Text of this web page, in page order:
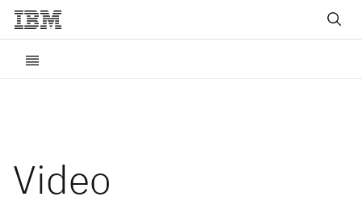
Video